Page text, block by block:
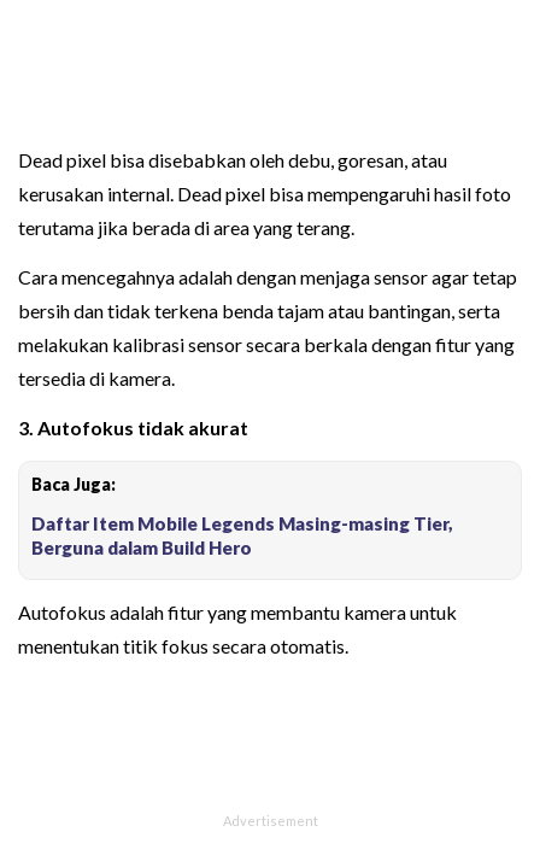
Dead pixel bisa disebabkan oleh debu, goresan, atau
kerusakan internal. Dead pixel bisa mempengaruhi hasil foto
terutama jika berada di area yang terang.
Cara mencegahnya adalah dengan menjaga sensor agar tetap
bersih dan tidak terkena benda tajam atau bantingan, serta
melakukan kalibrasi sensor secara berkala dengan fitur yang
tersedia di kamera.
3. Autofokus tidak akurat
Baca Juga:
Daftar Item Mobile Legends Masing-masing Tier,
Berguna dalam Build Hero
Autofokus adalah fitur yang membantu kamera untuk
menentukan titik fokus secara otomatis.